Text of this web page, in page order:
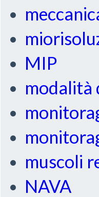
MIP
modalità
muscoli
NAVA